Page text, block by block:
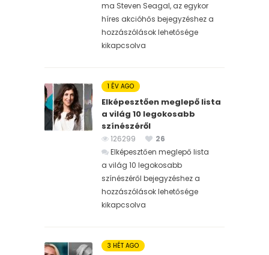
ma Steven Seagal, az egykor
híres akcióhős bejegyzéshez a
hozzászólások lehetősége
kikapcsolva
1 ÉV AGO
Elképesztően meglepő lista
a világ 10 legokosabb
színészéről
126299
26
Elképesztően meglepő lista
a világ 10 legokosabb
színészéről bejegyzéshez a
hozzászólások lehetősége
kikapcsolva
3 HÉT AGO